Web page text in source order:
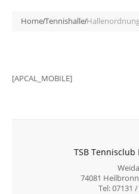
HomeTennishalle
[APCAL_MOBILE]
TSB Tennisclub
74081
Tel: 07131